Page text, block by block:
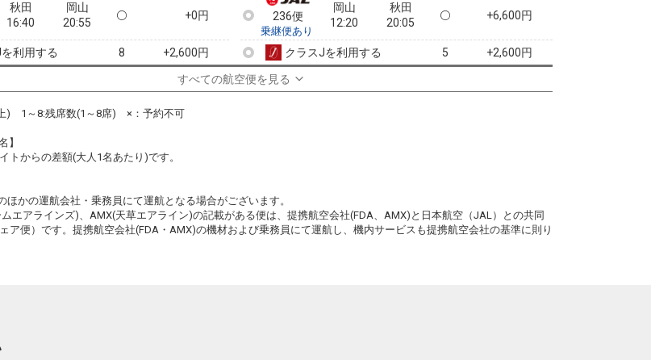
秋田
16:40
岡山
20:55
+0円
利用する 8 +2,600円
236便
乗継便あり
岡山
12:20
秋田
20:05
+6,600円
クラスJを利用する 5 +2,600円
すべての航空便を見る
) 1～8:残席数(1～8席) ×：予約不可
】
トからの差額(大人1名あたり)です。
ほかの運航会社・乗務員にて運航となる場合がございます。
ムエアラインズ)、AMX(天草エアライン)の記載がある便は、提携航空会社(FDA、AMX)と日本航空（JAL）との共同
ア便）です。提携航空会社(FDA・AMX)の機材および乗務員にて運航し、機内サービスも提携航空会社の基準に則り